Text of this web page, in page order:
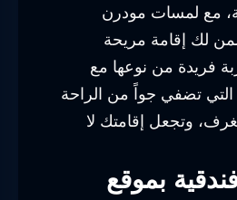
مع لمسات مودرن
لك إقامة مريحة
فريدة من نوعها مع
التي تضفي جواً من الراحة
وتجعل إقامتك لا
بموقع